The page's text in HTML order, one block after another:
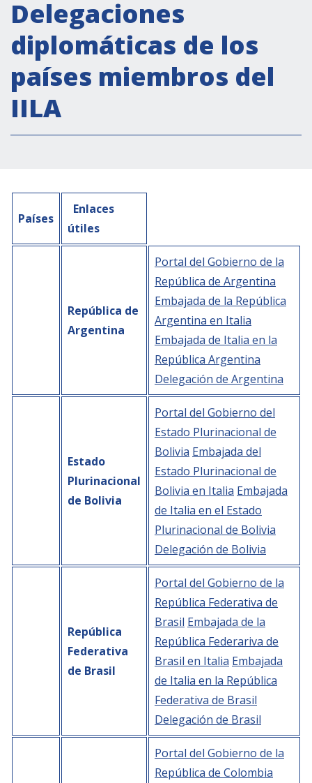
Secretaría Cultural
Secretaría Socioeconómica
Secretaría Técnico-científica
Forum Pymes
Becas
Partnership
Empoderamiento socio-económico
EL PAcCTO
AL-INVEST Verde
BIBLIOTECA
Delegaciones
diplomáticas de los
países miembros del
IILA
Países
Enlaces
útiles
República de
Argentina
Portal del Gobierno de la
República de Argentina
Embajada de la República
Argentina en Italia
Embajada de Italia en la
República Argentina
Delegación de Argentina
Estado
Plurinacional
de Bolivia
Portal del Gobierno del
Estado Plurinacional de
Bolivia Embajada del
Estado Plurinacional de
Bolivia en Italia Embajada
de Italia en el Estado
Plurinacional de Bolivia
Delegación de Bolivia
República
Federativa
de Brasil
Portal del Gobierno de la
República Federativa de
Brasil Embajada de la
República Federariva de
Brasil en Italia Embajada
de Italia en la República
Federativa de Brasil
Delegación de Brasil
Portal del Gobierno de la
República de Colombia